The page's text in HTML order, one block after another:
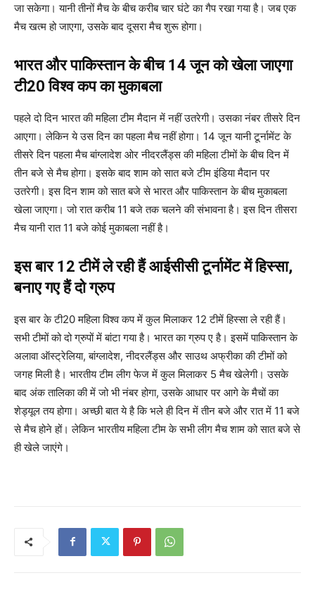
जा सकेगा। यानी तीनों मैच के बीच करीब चार घंटे का गैप रखा गया है। जब एक
मैच खत्म हो जाएगा, उसके बाद दूसरा मैच शुरू होगा।
भारत और पाकिस्तान के बीच 14 जून को खेला जाएगा
टी20 विश्व कप का मुकाबला
पहले दो दिन भारत की महिला टीम मैदान में नहीं उतरेगी। उसका नंबर तीसरे दिन
आएगा। लेकिन ये उस दिन का पहला मैच नहीं होगा। 14 जून यानी टूर्नामेंट के
तीसरे दिन पहला मैच बांग्लादेश ओर नीदरलैंड्स की महिला टीमों के बीच दिन में
तीन बजे से मैच होगा। इसके बाद शाम को सात बजे टीम इंडिया मैदान पर
उतरेगी। इस दिन शाम को सात बजे से भारत और पाकिस्तान के बीच मुकाबला
खेला जाएगा। जो रात करीब 11 बजे तक चलने की संभावना है। इस दिन तीसरा
मैच यानी रात 11 बजे कोई मुकाबला नहीं है।
इस बार 12 टीमें ले रही हैं आईसीसी टूर्नामेंट में हिस्सा,
बनाए गए हैं दो ग्रुप
इस बार के टी20 महिला विश्व कप में कुल मिलाकर 12 टीमें हिस्सा ले रही हैं।
सभी टीमों को दो ग्रुपों में बांटा गया है। भारत का ग्रुप ए है। इसमें पाकिस्तान के
अलावा ऑस्ट्रेलिया, बांग्लादेश, नीदरलैंड्स और साउथ अफ्रीका की टीमों को
जगह मिली है। भारतीय टीम लीग फेज में कुल मिलाकर 5 मैच खेलेगी। उसके
बाद अंक तालिका की में जो भी नंबर होगा, उसके आधार पर आगे के मैचों का
शेड्यूल तय होगा। अच्छी बात ये है कि भले ही दिन में तीन बजे और रात में 11 बजे
से मैच होने हों। लेकिन भारतीय महिला टीम के सभी लीग मैच शाम को सात बजे से
ही खेले जाएंगे।